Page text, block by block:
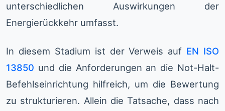
unterschiedlichen Auswirkungen der
Energierückkehr umfasst.
In diesem Stadium ist der Verweis auf EN ISO
13850 und die Anforderungen an die Not-Halt-
Befehlseinrichtung hilfreich, um die Bewertung
zu strukturieren. Allein die Tatsache, dass nach